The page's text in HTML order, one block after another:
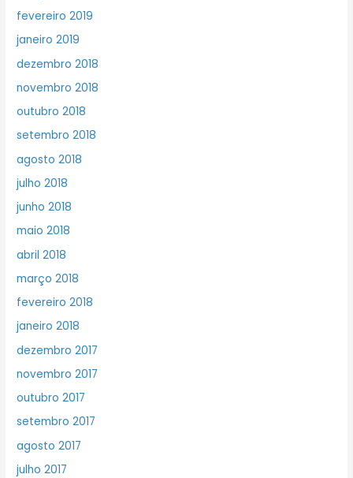
fevereiro 2019
janeiro 2019
dezembro 2018
novembro 2018
outubro 2018
setembro 2018
agosto 2018
julho 2018
junho 2018
maio 2018
abril 2018
março 2018
fevereiro 2018
janeiro 2018
dezembro 2017
novembro 2017
outubro 2017
setembro 2017
agosto 2017
julho 2017